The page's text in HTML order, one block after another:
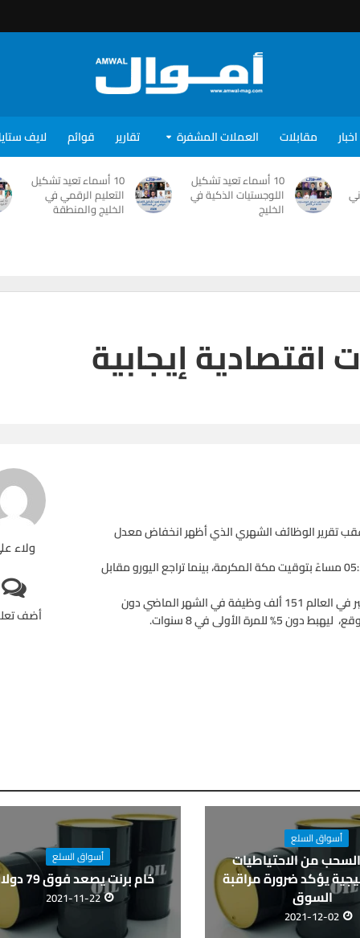
اخبار مقابلات العملات المشفرة تقارير قوائم لايف
10 أسماء تعيد تشكيل
اللوجستيات الذكية في
الخليج
10 أسماء تعيد تشكيل
التعليم الرقمي في
الخليج والمنطقة
اقتصادية إيجابية
ولاء
أضف
عقب تقرير الوظائف الشهري الذي أظهر انخفاض معدل
وقفز الدولار مقابل الين بنسبة 0.3% إلى 117.1 في تمام الساعة 05:30 مساءً بتوقيت مكة المكرمة، بينما تراجع اليورو مقابل
يأتي ذلك بعد أن أعلنت وزارة العمل الأمريكي إضافة الاقتصاد الأكبر في العالم 151 ألف وظيفة في الشهر الماضي دون
أسواق السلع
من الاحتياطيات
يؤكد ضرورة مراقبة
السوق
2021-12-02
أسواق السلع
خام برنت يصعد فوق 79 دولارا
2021-11-22